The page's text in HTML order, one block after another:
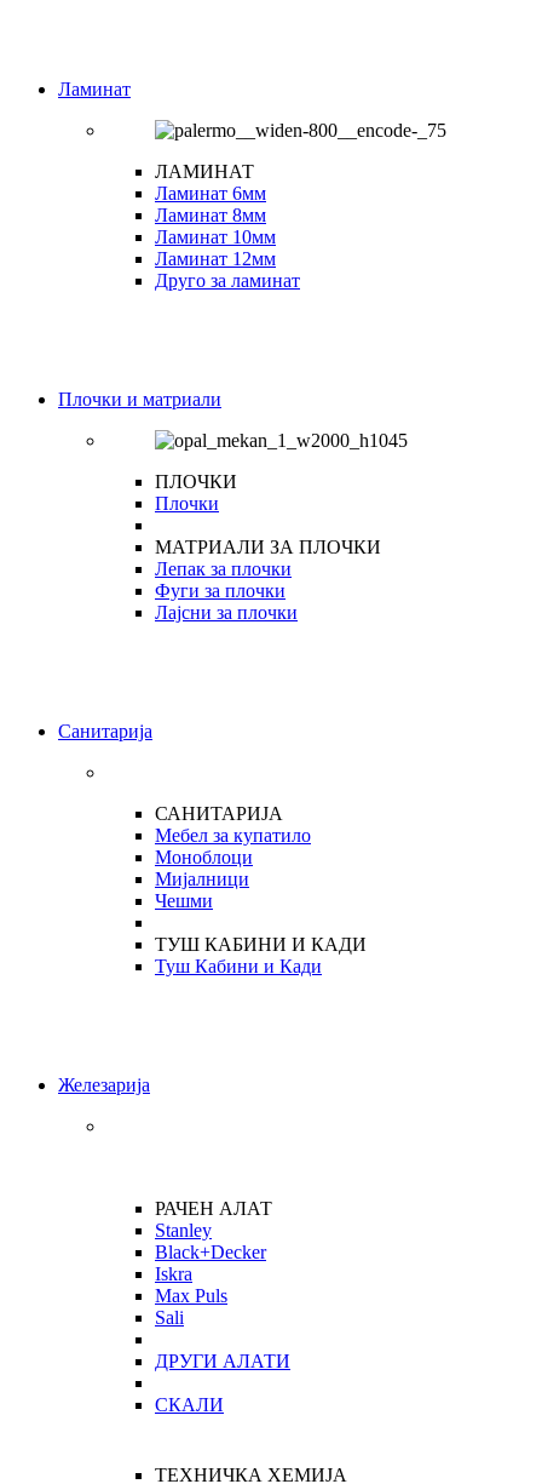
Ламинат
ЛАМИНАТ
Ламинат 6мм
Ламинат 8мм
Ламинат 10мм
Ламинат 12мм
Друго за ламинат
Плочки и матриали
ПЛОЧКИ
Плочки
МАТРИАЛИ ЗА ПЛОЧКИ
Лепак за плочки
Фуги за плочки
Лајсни за плочки
Санитарија
САНИТАРИЈА
Мебел за купатило
Моноблоци
Мијалници
Чешми
ТУШ КАБИНИ И КАДИ
Туш Кабини и Кади
Железарија
РАЧЕН АЛАТ
Stanley
Black+Decker
Iskra
Max Puls
Sali
ДРУГИ АЛАТИ
СКАЛИ
ТЕХНИЧКА ХЕМИЈА